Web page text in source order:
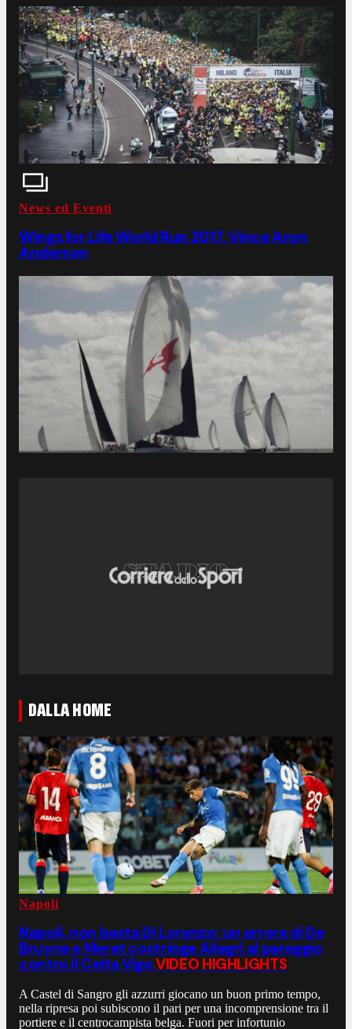
News ed Eventi
Wings for Life World Run 2017. Vince Aron
Anderson
DALLA HOME
Napoli
Napoli, non basta Di Lorenzo: un errore di De
Bruyne e Meret costringe Allegri al pareggio
contro il Celta VigoVIDEO HIGHLIGHTS
A Castel di Sangro gli azzurri giocano un buon primo tempo,
nella ripresa poi subiscono il pari per una incomprensione tra il
portiere e il centrocampista belga. Fuori per infortunio